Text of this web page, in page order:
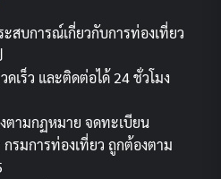
สบการณ์เกี่ยวกับการท่องเที่ยว
เร็ว และติดต่อได้ 24 ชั่วโมง
ตามกฏหมาย จดทะเบียน
รมการท่องเที่ยว ถูกต้องตาม